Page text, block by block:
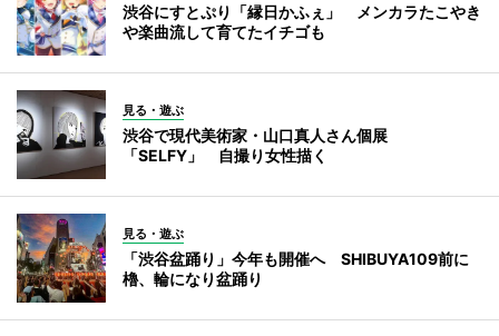
渋谷にすとぷり「縁日かふぇ」 メンカラたこやき
や楽曲流して育てたイチゴも
見る・遊ぶ
渋谷で現代美術家・山口真人さん個展
「SELFY」 自撮り女性描く
見る・遊ぶ
「渋谷盆踊り」今年も開催へ SHIBUYA109前に
櫓、輪になり盆踊り